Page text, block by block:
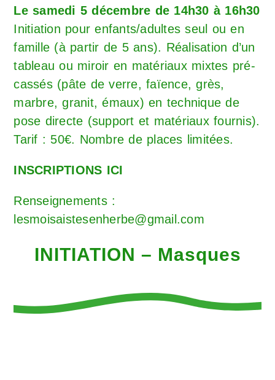
Le samedi 5 décembre de 14h30 à 16h30
Initiation pour enfants/adultes seul ou en
famille (à partir de 5 ans). Réalisation d’un
tableau ou miroir en matériaux mixtes pré-
cassés (pâte de verre, faïence, grès,
marbre, granit, émaux) en technique de
pose directe (support et matériaux fournis).
Tarif : 50€. Nombre de places limitées.
INSCRIPTIONS ICI
Renseignements :
lesmoisaistesenherbe@gmail.com
INITIATION – Masques